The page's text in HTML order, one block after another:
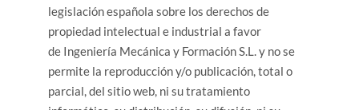
legislación española sobre los derechos de
propiedad intelectual e industrial a favor
de Ingeniería Mecánica y Formación S.L. y no se
permite la reproducción y/o publicación, total o
parcial, del sitio web, ni su tratamiento